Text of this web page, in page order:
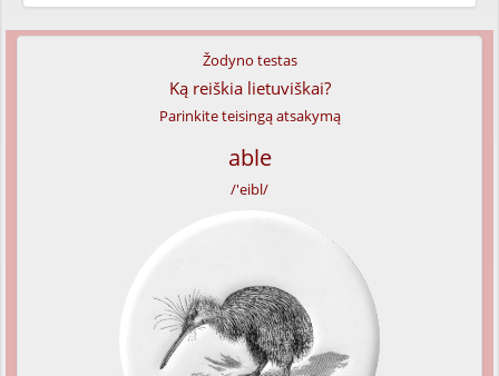
Žodyno testas
Ką reiškia lietuviškai?
Parinkite teisingą atsakymą
able
/'eibl/